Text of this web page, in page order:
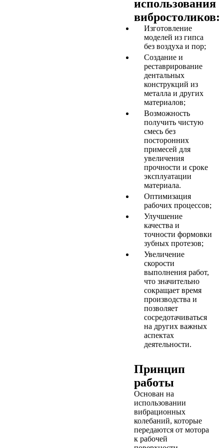
использования
вибростоликов:
Изготовление
моделей из гипса
без воздуха и пор;
Создание и
реставрирование
дентальных
конструкций из
металла и других
материалов;
Возможность
получить чистую
смесь без
посторонних
примесей для
увеличения
прочности и сроке
эксплуатации
материала.
Оптимизация
рабочих процессов;
Улучшение
качества и
точности формовки
зубных протезов;
Увеличение
скорости
выполнения работ,
что значительно
сокращает время
производства и
позволяет
сосредотачиваться
на других важных
аспектах
деятельности.
Принцип
работы
Основан на
использовании
вибрационных
колебаний, которые
передаются от мотора
к рабочей